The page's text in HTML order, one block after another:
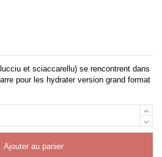
et sciaccarellu) se rencontrent dans
pour les hydrater version grand format
Ajouter au panier